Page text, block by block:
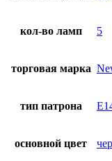
кол-во ламп 5
торговая марка
тип патрона
основной цвет